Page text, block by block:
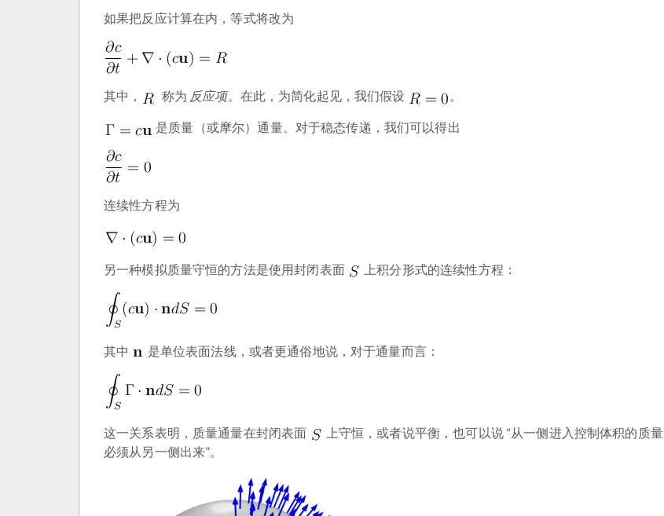
如果把反应计算在内，等式将改为
其中， 称为 反应项。在此，为简化起见，我们假设 。
是质量（或摩尔）通量。对于稳态传递，我们可以得出
连续性方程为
另一种模拟质量守恒的方法是使用封闭表面 上积分形式的连续性方程：
其中 是单位表面法线，或者更通俗地说，对于通量而言：
这一关系表明，质量通量在封闭表面
上守恒，或者说平衡，也可以说 “从一侧进入控制体积的质量
必须从另一侧出来”。